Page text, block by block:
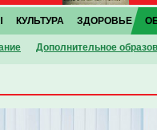
КУЛЬТУРА ЗДОРОВЬЕ
Дополнительное